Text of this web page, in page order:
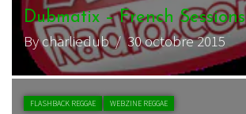
Dubmatix – French Sessions
By charliedub/ 30 octobre 2015
FLASHBACK REGGAE WEBZINE REGGAE